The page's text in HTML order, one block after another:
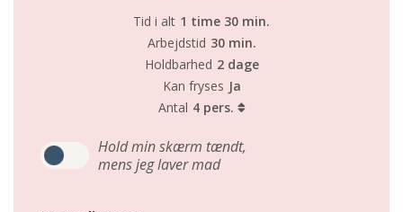
Tid i alt 1 time 30 min.
Arbejdstid 30 min.
Holdbarhed 2 dage
Kan fryses Ja
Antal 4 pers.
Hold min skærm tændt,
mens jeg laver mad